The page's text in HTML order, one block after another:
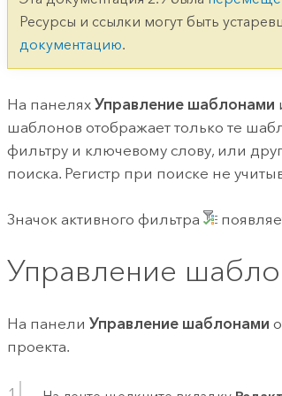
Ресурсы и ссылки могут быть
документацию.
На панеляхУправление шаблонами
шаблонов отображает только те
фильтру и ключевому слову, или
поиска. Регистр при поиске не
Значок активного фильтра
Управление
На панелиУправление шаблонами
проекта.